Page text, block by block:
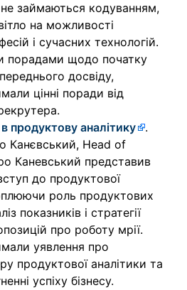
не займаються кодуванням,
на можливості
і сучасних технологій.
порадами щодо початку
досвіду,
цінні поради від
продуктову аналітику
.
Канєвський, Head of
Каневський представив
до продуктової
роль продуктових
показників і стратегії
про роботу мрії.
уявлення про
продуктової аналітики та
успіху бізнесу.